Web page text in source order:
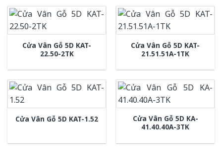
Cửa Vân Gỗ 5D KAT-
22.50-2TK
Cửa Vân Gỗ 5D KAT-
21.51.51A-1TK
Cửa Vân Gỗ 5D KAT-1.52
Cửa Vân Gỗ 5D KA-
41.40.40A-3TK